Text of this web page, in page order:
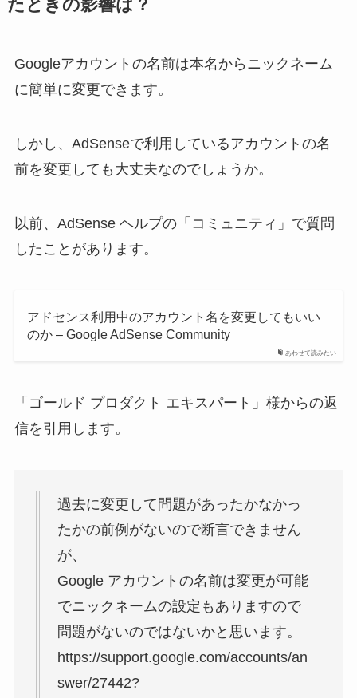
たときの影響は？
Googleアカウントの名前は本名からニックネーム
に簡単に変更できます。
しかし、AdSenseで利用しているアカウントの名
前を変更しても大丈夫なのでしょうか。
以前、AdSense ヘルプの「コミュニティ」で質問
したことがあります。
あわせて読みたい
アドセンス利用中のアカウント名を変更してもいい
のか – Google AdSense Community
「ゴールド プロダクト エキスパート」様からの返
信を引用します。
過去に変更して問題があったかなかっ
たかの前例がないので断言できません
が、
Google アカウントの名前は変更が可能
でニックネームの設定もありますので
問題がないのではないかと思います。
https://support.google.com/accounts/an
swer/27442?